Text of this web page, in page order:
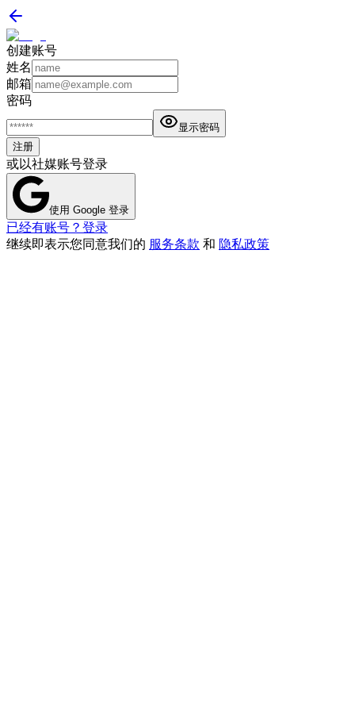
创建账号
姓名
邮箱
密码
显示密码
注册
或以社媒账号登录
使用 Google 登录
已经有账号？登录
继续即表示您同意我们的 服务条款 和 隐私政策